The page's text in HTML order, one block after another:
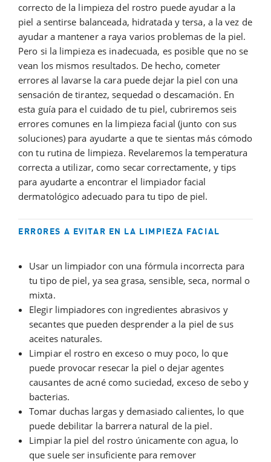
correcto de la limpieza del rostro puede ayudar a la
piel a sentirse balanceada, hidratada y tersa, a la vez de
ayudar a mantener a raya varios problemas de la piel.
Pero si la limpieza es inadecuada, es posible que no se
vean los mismos resultados. De hecho, cometer
errores al lavarse la cara puede dejar la piel con una
sensación de tirantez, sequedad o descamación. En
esta guía para el cuidado de tu piel, cubriremos seis
errores comunes en la limpieza facial (junto con sus
soluciones) para ayudarte a que te sientas más cómodo
con tu rutina de limpieza. Revelaremos la temperatura
correcta a utilizar, como secar correctamente, y tips
para ayudarte a encontrar el limpiador facial
dermatológico adecuado para tu tipo de piel.
ERRORES A EVITAR EN LA LIMPIEZA FACIAL
Usar un limpiador con una fórmula incorrecta para
tu tipo de piel, ya sea grasa, sensible, seca, normal o
mixta.
Elegir limpiadores con ingredientes abrasivos y
secantes que pueden desprender a la piel de sus
aceites naturales.
Limpiar el rostro en exceso o muy poco, lo que
puede provocar resecar la piel o dejar agentes
causantes de acné como suciedad, exceso de sebo y
bacterias.
Tomar duchas largas y demasiado calientes, lo que
puede debilitar la barrera natural de la piel.
Limpiar la piel del rostro únicamente con agua, lo
que suele ser insuficiente para remover